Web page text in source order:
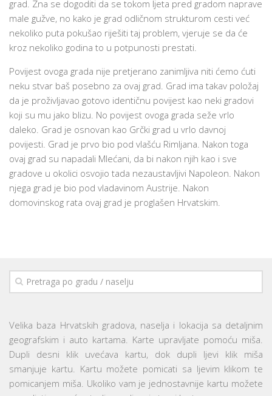
grad. Zna se dogoditi da se tokom ljeta pred gradom naprave
male gužve, no kako je grad odličnom strukturom cesti već
nekoliko puta pokušao riješiti taj problem, vjeruje se da će
kroz nekoliko godina to u potpunosti prestati.
Povijest ovoga grada nije pretjerano zanimljiva niti ćemo ćuti
neku stvar baš posebno za ovaj grad. Grad ima takav položaj
da je proživljavao gotovo identičnu povijest kao neki gradovi
koji su mu jako blizu. No povijest ovoga grada seže vrlo
daleko. Grad je osnovan kao Grčki grad u vrlo davnoj
povijesti. Grad je prvo bio pod vlašću Rimljana. Nakon toga
ovaj grad su napadali Mlećani, da bi nakon njih kao i sve
gradove u okolici osvojio tada nezaustavljivi Napoleon. Nakon
njega grad je bio pod vladavinom Austrije. Nakon
domovinskog rata ovaj grad je proglašen Hrvatskim.
Velika baza Hrvatskih gradova, naselja i lokacija sa detaljnim
geografskim i auto kartama. Karte upravljate pomoću miša.
Dupli desni klik uvećava kartu, dok dupli ljevi klik miša
smanjuje kartu. Kartu možete pomicati sa ljevim klikom te
pomicanjem miša. Ukoliko vam je jednostavnije kartu možete